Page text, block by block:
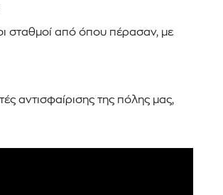
σταθμοί από όπου πέρασαν, με
αντισφαίρισης της πόλης μας,